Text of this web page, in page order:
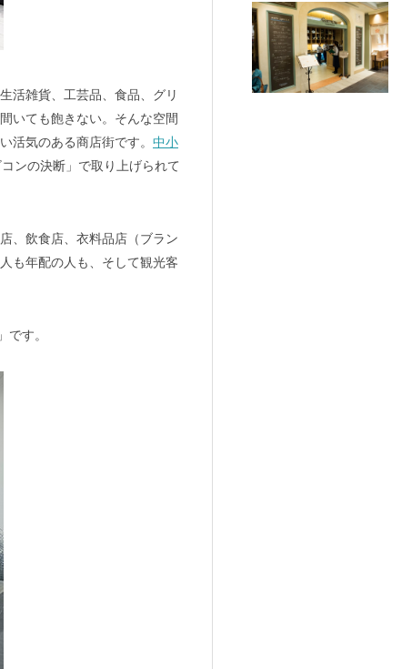
活雑貨、工芸品、食品、グリ
いても飽きない。そんな空間
活気のある商店街です。 中小
ンの決断」で取り上げられて
、飲食店、衣料品店（ブラン
も年配の人も、そして観光客
す。